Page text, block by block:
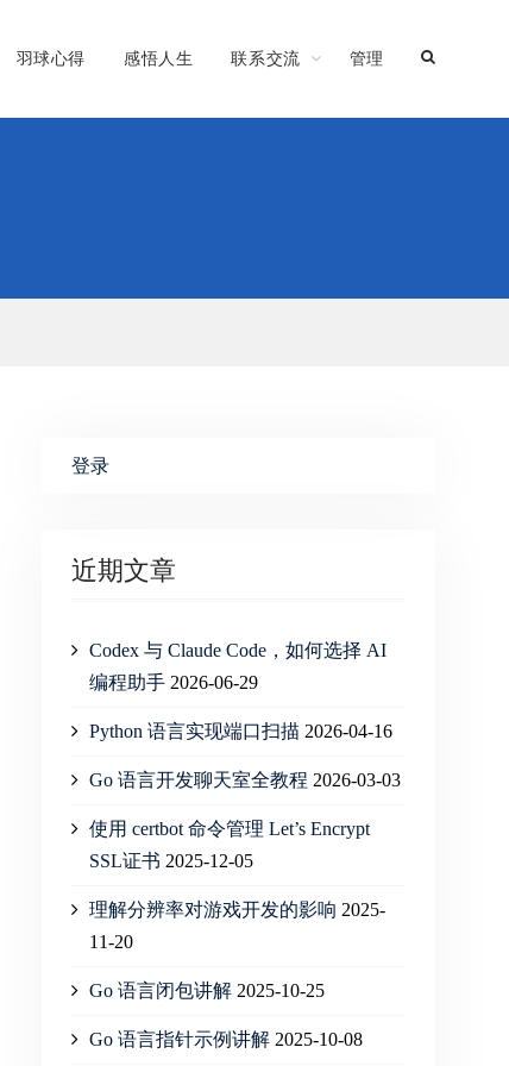
羽球心得 感悟人生 联系交流 管理
登录
近期文章
Codex 与 Claude Code，如何选择 AI
编程助手 2026-06-29
Python 语言实现端口扫描 2026-04-16
Go 语言开发聊天室全教程 2026-03-03
使用 certbot 命令管理 Let’s Encrypt
SSL证书 2025-12-05
理解分辨率对游戏开发的影响 2025-
11-20
Go 语言闭包讲解 2025-10-25
Go 语言指针示例讲解 2025-10-08